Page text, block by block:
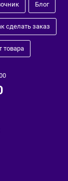
Блог
сделать заказ
товара